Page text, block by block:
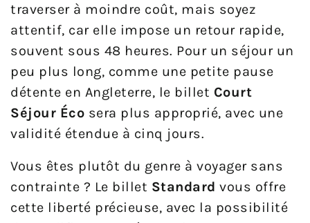
traverser à moindre coût, mais soyez
attentif, car elle impose un retour rapide,
souvent sous 48 heures. Pour un séjour un
peu plus long, comme une petite pause
détente en Angleterre, le billet Court
Séjour Éco sera plus approprié, avec une
validité étendue à cinq jours.
Vous êtes plutôt du genre à voyager sans
contrainte ? Le billet Standard vous offre
cette liberté précieuse, avec la possibilité